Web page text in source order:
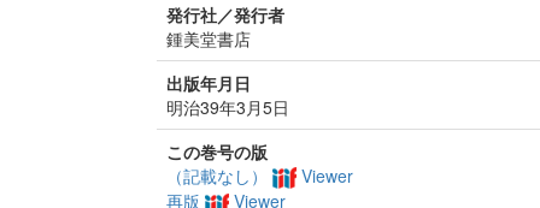
発行社／発行者
鍾美堂書店
出版年月日
明治39年3月5日
この巻号の版
（記載なし）
Viewer
再版
Viewer